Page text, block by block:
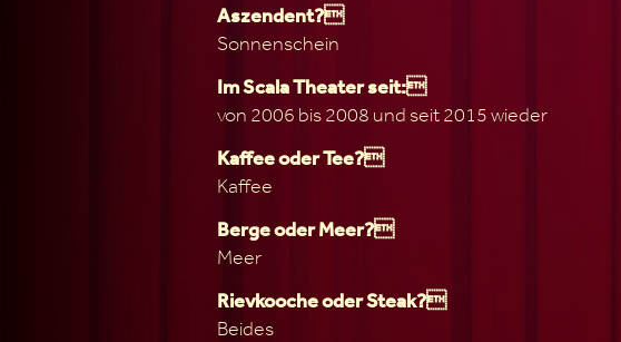
Aszendent?
Sonnenschein
Im Scala Theater seit:
von 2006 bis 2008 und seit 2015 wieder
Kaffee oder Tee?
Kaffee
Berge oder Meer?
Meer
Rievkooche oder Steak?
Beides